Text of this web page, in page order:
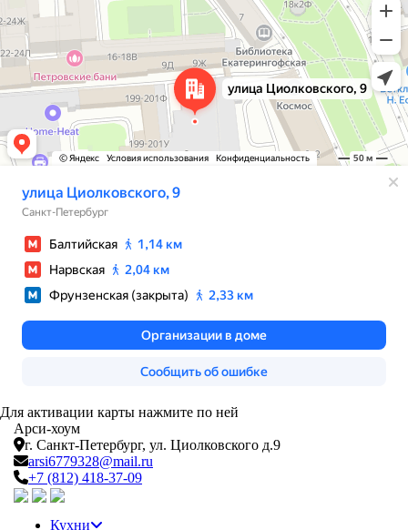
Для активации карты нажмите по ней
Арси-хоум
г. Санкт-Петербург, ул. Циолковского д.9
arsi6779328@mail.ru
+7 (812) 418-37-09
Кухни